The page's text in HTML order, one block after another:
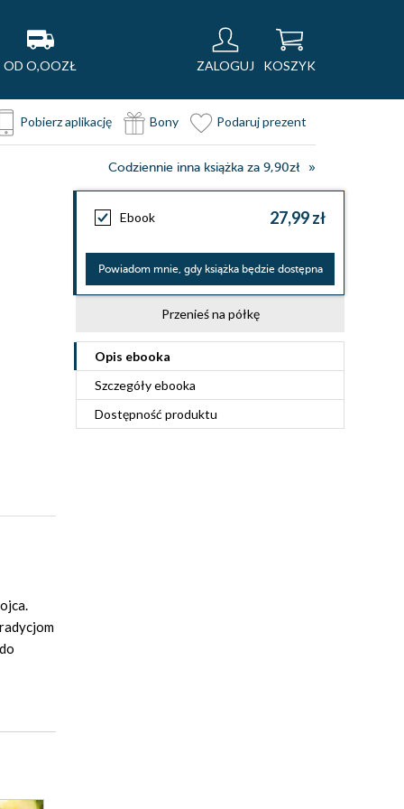
OD O,OOZŁ ZALOGUJ KOSZYK
Pobierz aplikację Bony Podaruj prezent
Codziennie inna książka za 9,90zł
Ebook 27,99 zł
Powiadom mnie, gdy książka będzie dostępna
Przenieś na półkę
Opis ebooka
Szczegółyebooka
Dostępność produktu